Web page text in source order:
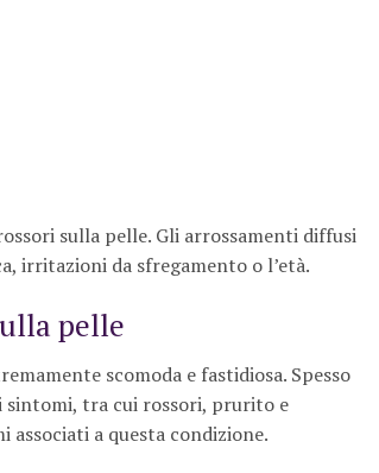
sulla pelle. Gli arrossamenti diffusi
irritazioni da sfregamento o l’età.
pelle
scomoda e fastidiosa. Spesso
sintomi, tra cui rossori, prurito e
a questa condizione.